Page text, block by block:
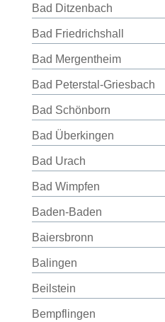
Bad Ditzenbach
Bad Friedrichshall
Bad Mergentheim
Bad Peterstal-Griesbach
Bad Schönborn
Bad Überkingen
Bad Urach
Bad Wimpfen
Baden-Baden
Baiersbronn
Balingen
Beilstein
Bempflingen